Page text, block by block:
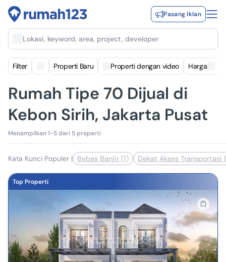
Pasang Iklan
Lokasi, keyword, area, project, developer
Filter Properti Baru Properti dengan video Harga
Rumah Tipe 70 Dijual di
Kebon Sirih, Jakarta Pusat
Menampilkan 1-5 dari 5 properti
Kata Kunci Populer | Bebas Banjir (1) Dekat Akses Transportasi
Top Properti